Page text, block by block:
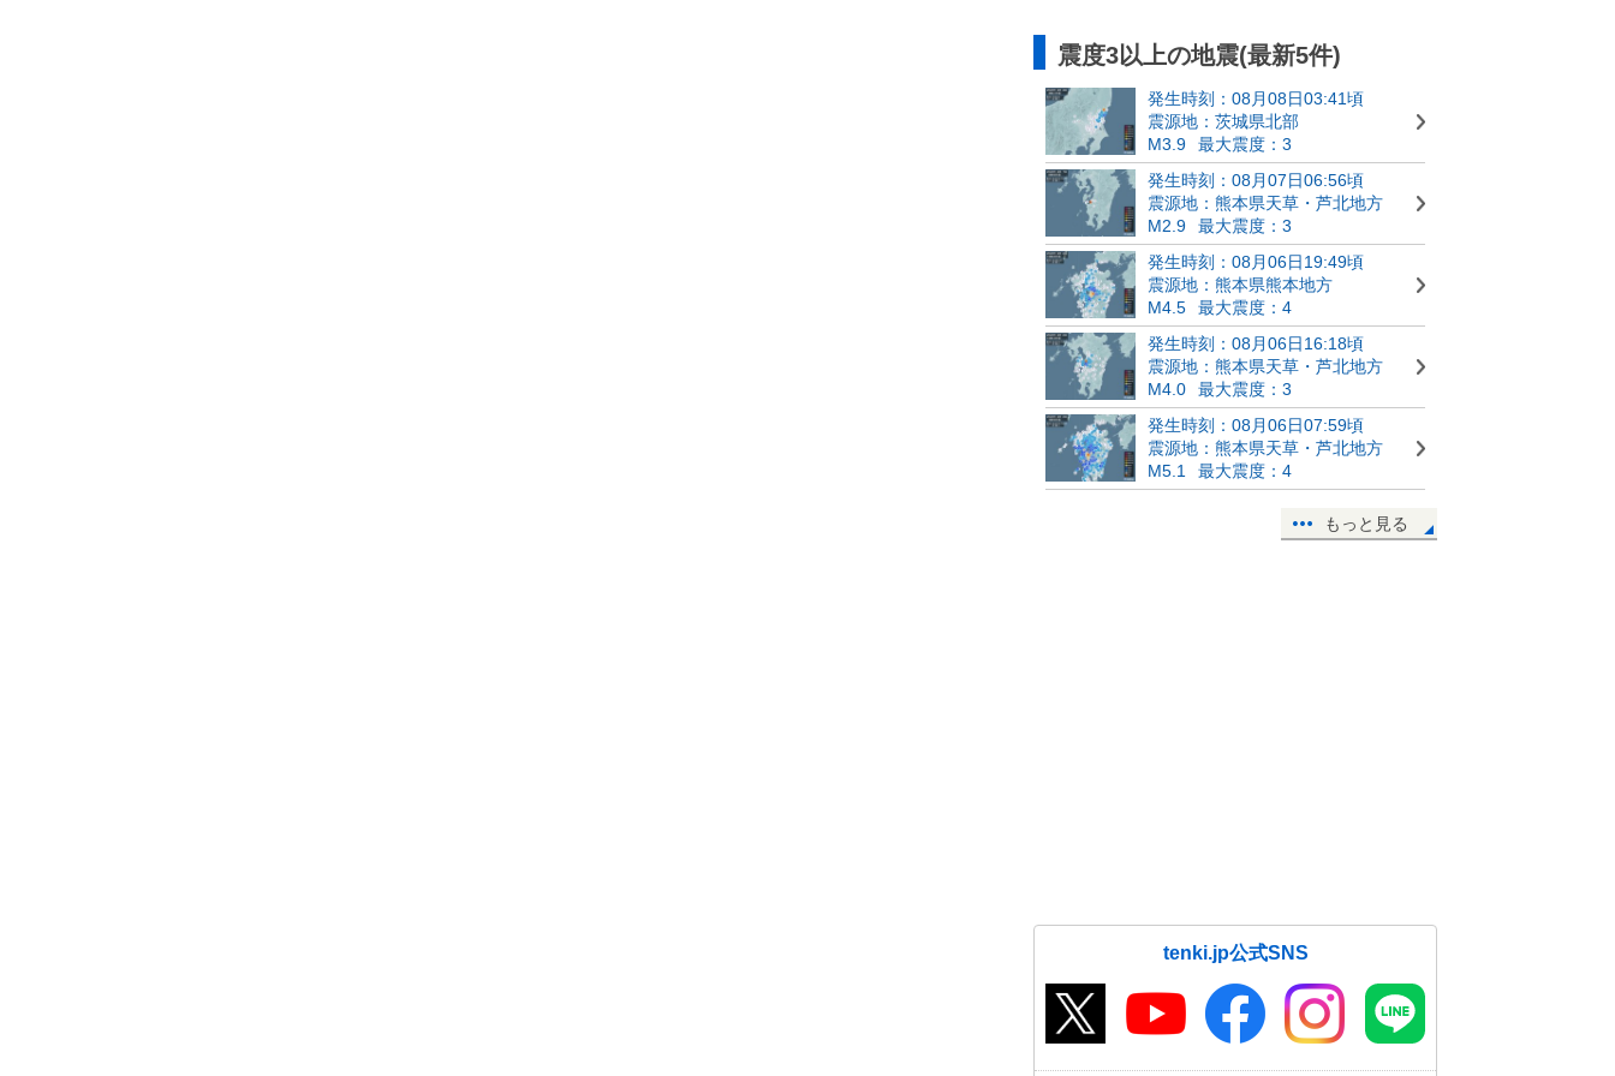
震度3以上の地震(最新5件)
発生時刻：08月08日03:41頃
震源地：茨城県北部
M3.9
最大震度：3
発生時刻：08月07日06:56頃
震源地：熊本県天草・芦北地方
M2.9
最大震度：3
発生時刻：08月06日19:49頃
震源地：熊本県熊本地方
M4.5
最大震度：4
発生時刻：08月06日16:18頃
震源地：熊本県天草・芦北地方
M4.0
最大震度：3
発生時刻：08月06日07:59頃
震源地：熊本県天草・芦北地方
M5.1
最大震度：4
もっと見る
tenki.jp公式SNS